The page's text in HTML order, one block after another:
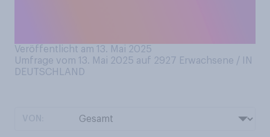
Veröffentlicht am 13. Mai 2025
Umfrage vom 13. Mai 2025 auf 2927 Erwachsene / IN
DEUTSCHLAND